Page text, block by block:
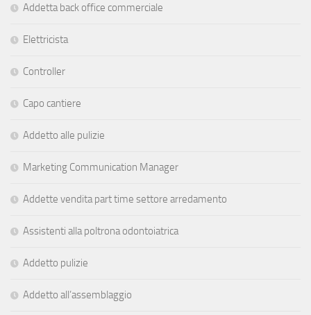
Addetta back office commerciale
Elettricista
Controller
Capo cantiere
Addetto alle pulizie
Marketing Communication Manager
Addette vendita part time settore arredamento
Assistenti alla poltrona odontoiatrica
Addetto pulizie
Addetto all’assemblaggio